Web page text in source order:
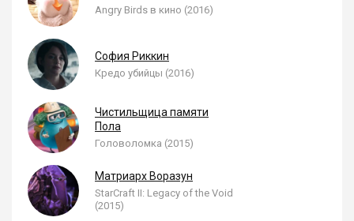
Angry Birds в кино (2016)
София Риккин
Кредо убийцы (2016)
Чистильщица памяти
Пола
Головоломка (2015)
Матриарх Воразун
StarCraft II: Legacy of the Void
(2015)